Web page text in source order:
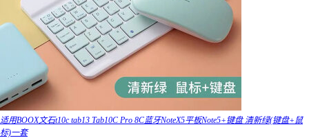
适用BOOX文石t10c tab13 Tab10C Pro 8C蓝牙NoteX5平板Note5+键盘 清新绿(键盘+鼠
标)一套